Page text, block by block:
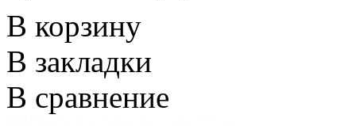
В корзину
В закладки
В сравнение